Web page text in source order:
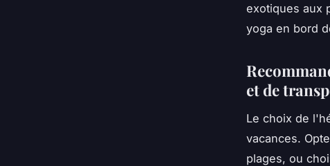
exotiques aux
yoga en bord
et de
Le choix de
vacances.
plages, ou